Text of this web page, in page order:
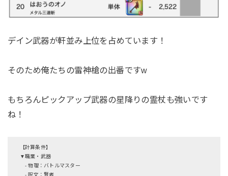
デイン武器が軒並み上位を占めています！
そのため俺たちの雷神槍の出番ですw
もちろんピックアップ武器の星降りの霊杖も強いです
ね！
【計算条件】
▼職業・武器
- 物理：バトルマスター
- 呪文：賢者